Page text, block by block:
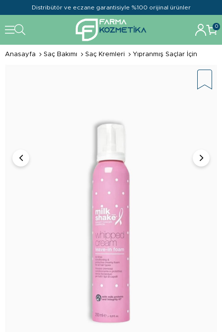
Distribütör ve eczane garantisiyle %100 orijinal ürünler
0
Anasayfa Saç Bakımı Saç Kremleri Yıpranmış Saçlar İçin